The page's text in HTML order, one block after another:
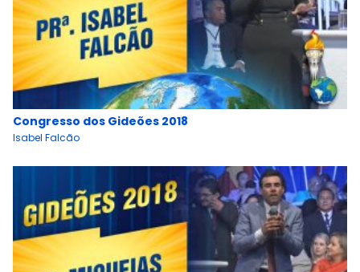
Congresso dos Gideões 2018
Isabel Falcão